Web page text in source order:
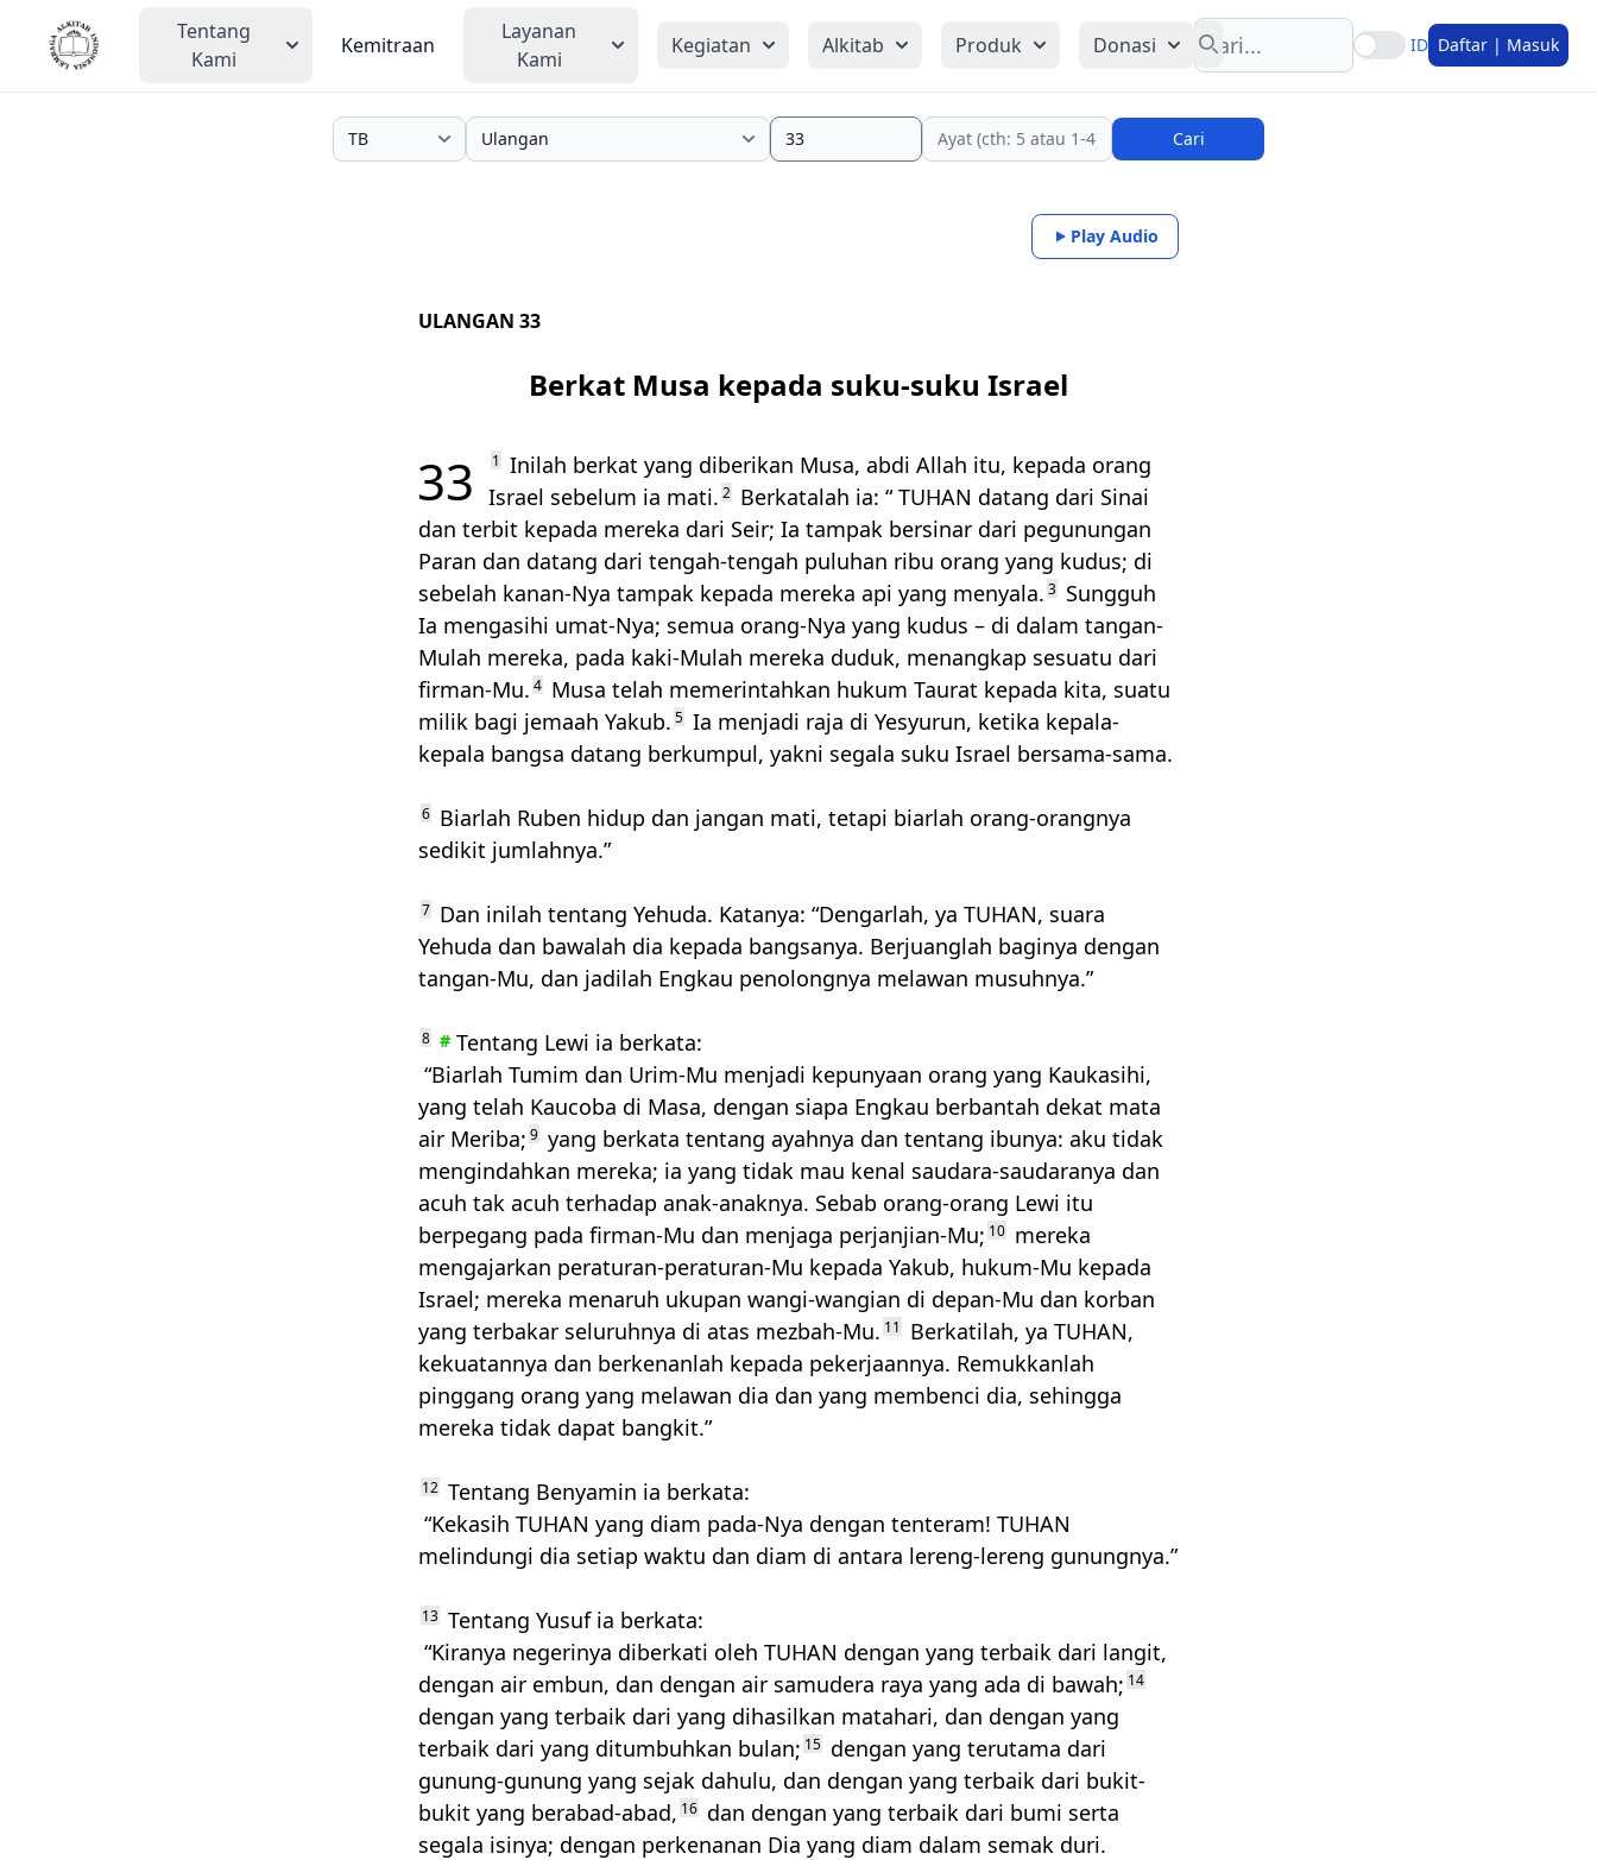
Tentang
Kami
Kemitraan
Layanan
Kami
Kegiatan Alkitab Produk Donasi
Search
ID Daftar | Masuk
Cari
Play Audio
ULANGAN 33
Berkat Musa kepada suku-suku Israel
33 1
Inilah berkat yang diberikan Musa, abdi Allah itu, kepada orang
Israel sebelum ia mati. 2 Berkatalah ia: “TUHAN datang dari Sinai
dan terbit kepada mereka dari Seir; Ia tampak bersinar dari pegunungan
Paran dan datang dari tengah-tengah puluhan ribu orang yang kudus; di
sebelah kanan-Nya tampak kepada mereka api yang menyala. 3
Sungguh
Ia mengasihi umat-Nya; semua orang-Nya yang kudus – di dalam tangan-
Mulah mereka, pada kaki-Mulah mereka duduk, menangkap sesuatu dari
firman-Mu. 4 Musa telah memerintahkan hukum Taurat kepada kita, suatu
milik bagi jemaah Yakub. 5 Ia menjadi raja di Yesyurun, ketika kepala-
kepala bangsa datang berkumpul, yakni segala suku Israel bersama-sama.
6 Biarlah Ruben hidup dan jangan mati, tetapi biarlah orang-orangnya
sedikit jumlahnya.”
7 Dan inilah tentang Yehuda. Katanya: “Dengarlah, ya TUHAN, suara
Yehuda dan bawalah dia kepada bangsanya. Berjuanglah baginya dengan
tangan-Mu, dan jadilah Engkau penolongnya melawan musuhnya.”
8 # Tentang Lewi ia berkata:
“Biarlah Tumim dan Urim-Mu menjadi kepunyaan orang yang Kaukasihi,
yang telah Kaucoba di Masa, dengan siapa Engkau berbantah dekat mata
air Meriba; 9 yang berkata tentang ayahnya dan tentang ibunya: aku tidak
mengindahkan mereka; ia yang tidak mau kenal saudara-saudaranya dan
acuh tak acuh terhadap anak-anaknya. Sebab orang-orang Lewi itu
berpegang pada firman-Mu dan menjaga perjanjian-Mu; 10 mereka
mengajarkan peraturan-peraturan-Mu kepada Yakub, hukum-Mu kepada
Israel; mereka menaruh ukupan wangi-wangian di depan-Mu dan korban
yang terbakar seluruhnya di atas mezbah-Mu. 11 Berkatilah, ya TUHAN,
kekuatannya dan berkenanlah kepada pekerjaannya. Remukkanlah
pinggang orang yang melawan dia dan yang membenci dia, sehingga
mereka tidak dapat bangkit.”
12 Tentang Benyamin ia berkata:
“Kekasih TUHAN yang diam pada-Nya dengan tenteram! TUHAN
melindungi dia setiap waktu dan diam di antara lereng-lereng gunungnya.”
13 Tentang Yusuf ia berkata:
“Kiranya negerinya diberkati oleh TUHAN dengan yang terbaik dari langit,
dengan air embun, dan dengan air samudera raya yang ada di bawah; 14
dengan yang terbaik dari yang dihasilkan matahari, dan dengan yang
terbaik dari yang ditumbuhkan bulan; 15
dengan yang terutama dari
gunung-gunung yang sejak dahulu, dan dengan yang terbaik dari bukit-
bukit yang berabad-abad, 16 dan dengan yang terbaik dari bumi serta
segala isinya; dengan perkenanan Dia yang diam dalam semak duri.